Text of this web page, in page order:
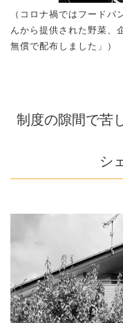
（コロナ禍ではフードパ
んから提供された野菜、
無償で配布しました」）
制度の隙間で苦
シ